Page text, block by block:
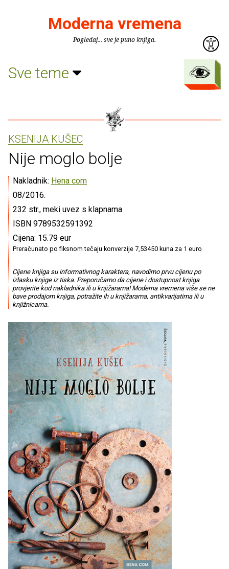
Moderna vremena
Pogledaj... sve je puno knjiga.
Sve teme
KSENIJA KUŠEC
Nije moglo bolje
Nakladnik: Hena com
08/2016.
232 str., meki uvez s klapnama
ISBN 9789532591392
Cijena: 15.79 eur
Preračunato po fiksnom tečaju konverzije 7,53450 kuna za 1 euro
Cijene knjiga su informativnog karaktera, navodimo prvu cijenu po
izlasku knjige iz tiska. Preporučamo da cijene i dostupnost knjiga
provjerite kod nakladnika ili u knjižarama! Moderna vremena više se ne
bave prodajom knjiga, potražite ih u knjižarama, antikvarijatima ili u
knjižnicama.